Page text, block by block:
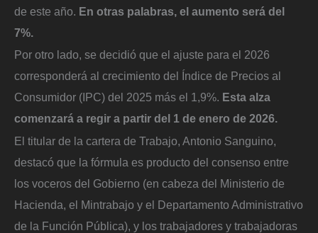
de este año. En otras palabras, el aumento será del
7%.
Por otro lado, se decidió que el ajuste para el 2026
corresponderá al crecimiento del Índice de Precios al
Consumidor (IPC) del 2025 más el 1,9%. Esta alza
comenzará a regir a partir del 1 de enero de 2026.
El titular de la cartera de Trabajo, Antonio Sanguino,
destacó que la fórmula es producto del consenso entre
los voceros del Gobierno (en cabeza del Ministerio de
Hacienda, el Mintrabajo y el Departamento Administrativo
de la Función Pública), y los trabajadores y trabajadoras